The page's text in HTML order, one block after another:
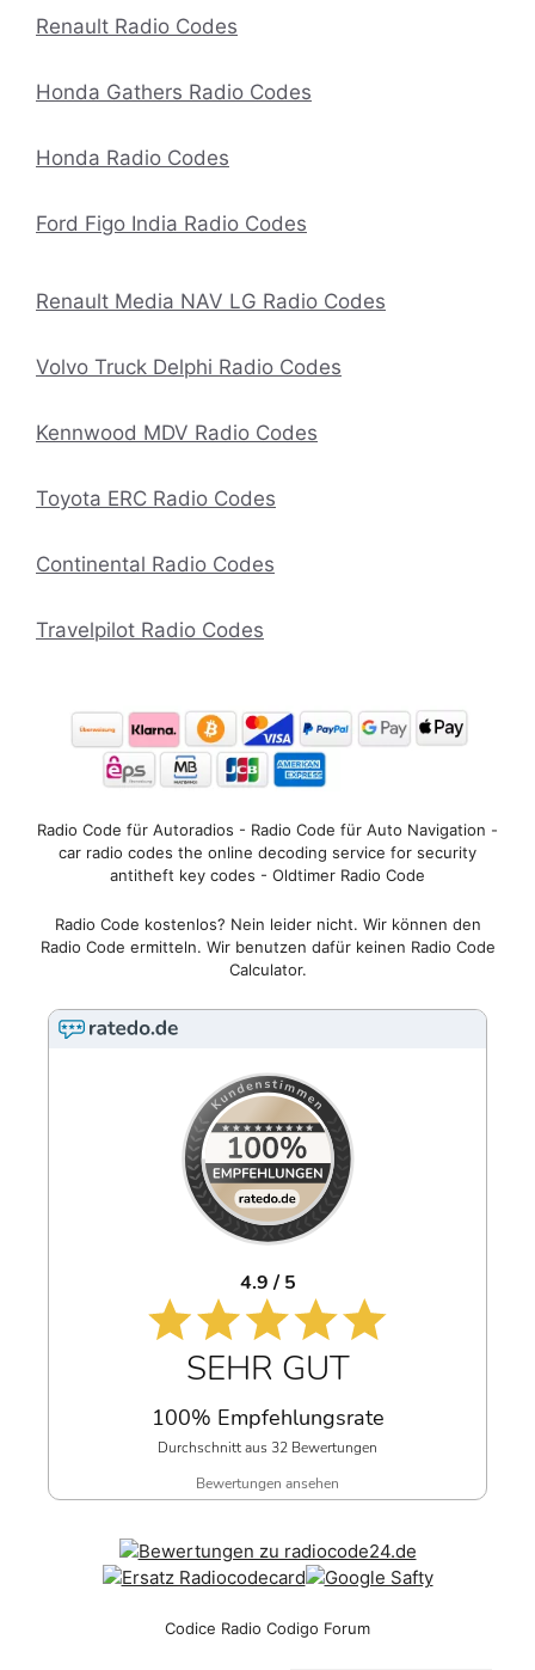
Renault Radio Codes
Honda Gathers Radio Codes
Honda Radio Codes
Ford Figo India Radio Codes
Renault Media NAV LG Radio Codes
Volvo Truck Delphi Radio Codes
Kennwood MDV Radio Codes
Toyota ERC Radio Codes
Continental Radio Codes
Travelpilot Radio Codes
Radio Code für Autoradios - Radio Code für Auto Navigation -
car radio codes the online decoding service for security
antitheft key codes - Oldtimer Radio Code
Radio Code kostenlos? Nein leider nicht. Wir können den
Radio Code ermitteln. Wir benutzen dafür keinen Radio Code
Calculator.
4.9 / 5
SEHR GUT
100% Empfehlungsrate
Durchschnitt aus 32 Bewertungen
Bewertungen ansehen
Codice Radio Codigo Forum